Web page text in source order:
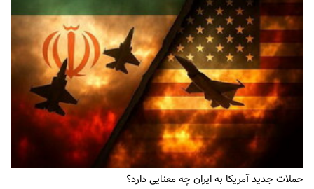
حملات جدید آمریکا به ایران چه معنایی دارد؟